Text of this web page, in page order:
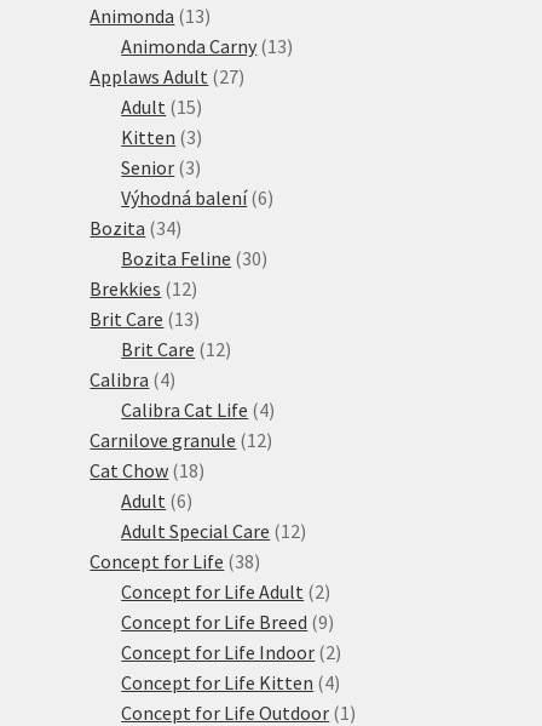
Animonda 1313
produktů
Animonda Carny 1313
Applaws Adult 2727
Adult 1515
produktů
Kitten 33
produkty
Senior 33
produkty
Výhodná balení 66
Bozita 3434
produktů
Bozita Feline 3030
Brekkies 1212
produktů
Brit Care 1313
produktů
Brit Care 1212
Calibra 44
produkty
Calibra Cat Life 44
produkty
Carnilove granule 1212
Cat Chow 1818
Adult 66
produktů
Adult Special Care 1212
Concept for Life 3838
produktů
Concept for Life Adult 22
produkty
Concept for Life Breed 99
produktů
Concept for Life Indoor 22
produkty
Concept for Life Kitten 44
produkty
Concept for Life Outdoor 1 1